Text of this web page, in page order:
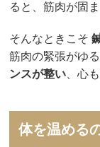
ると、筋肉が固
そんなときこそ
筋肉の緊張がゆ
ンスが整い 、心
体を温める